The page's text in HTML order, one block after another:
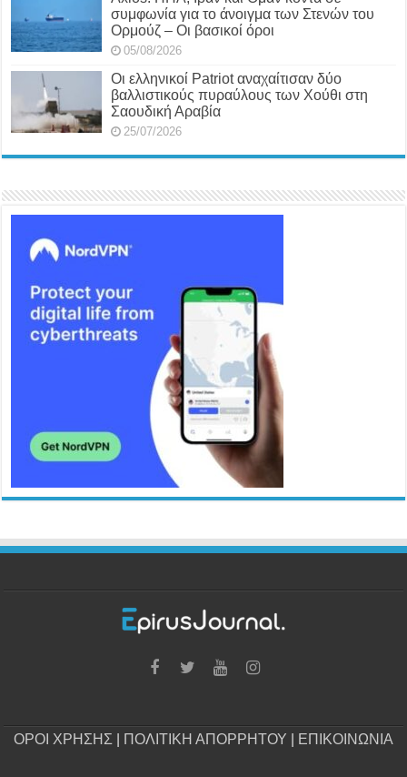
συμφωνία για το άνοιγμα των Στενών του
Ορμούζ – Οι βασικοί όροι
05/08/2026
Οι ελληνικοί Patriot αναχαίτισαν δύο
βαλλιστικούς πυραύλους των Χούθι στη
Σαουδική Αραβία
25/07/2026
ΟΡΟΙ ΧΡΗΣΗΣ ΠΟΛΙΤΙΚΗ ΑΠΟΡΡΗΤΟΥ ΕΠΙΚΟΙΝΩΝΙΑ